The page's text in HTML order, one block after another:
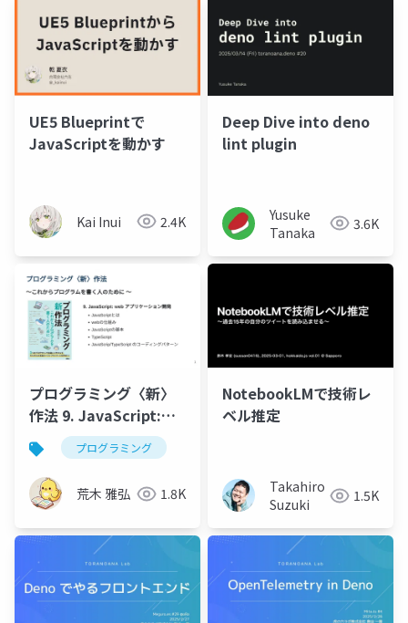
UE5 Blueprintで
JavaScriptを動かす
Kai Inui 2.4K
Deep Dive into deno
lint plugin
Yusuke
Tanaka
3.6K
プログラミング〈新〉
作法 9. JavaScript:
web アプリケーション
開発
プログラミング
荒木 雅弘 1.8K
NotebookLMで技術レ
ベル推定
Takahiro
Suzuki
1.5K